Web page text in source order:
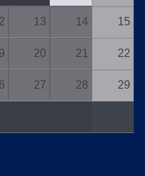
13 14 15
20 21 22
27 28 29